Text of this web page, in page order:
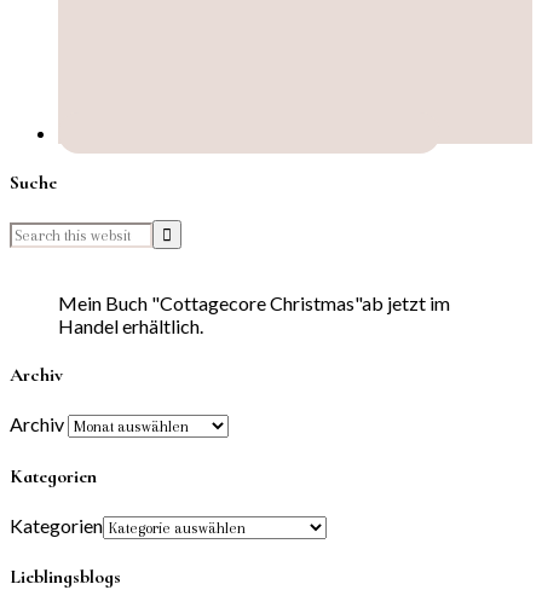
Suche
Mein Buch "Cottagecore Christmas"ab jetzt im
Handel erhältlich.
Archiv
Archiv
Kategorien
Kategorien
Lieblingsblogs